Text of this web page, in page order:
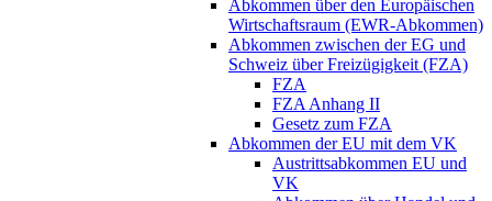
Abkommen über den Europäischen
Wirtschaftsraum (EWR-Abkommen)
Abkommen zwischen der EG und
Schweiz über Freizügigkeit (FZA)
FZA
FZA Anhang II
Gesetz zum FZA
Abkommen der EU mit dem VK
Austrittsabkommen EU und
VK